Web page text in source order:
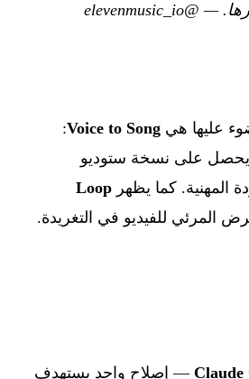
—
@elevenmusic_io
عليها هي Voice to Song
:
يحصل على نسخة ستوديو
المهنية. كما يظهر Loop
المرئي للفيديو في التغريدة.
Claude — إصلاح واحد يستهدف